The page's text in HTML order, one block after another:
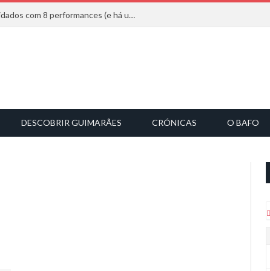
Mucho Flow alarga leque de convidados com 8 performances (e há uma saída)
DESCOBRIR GUIMARÃES CRÓNICAS O BAFO